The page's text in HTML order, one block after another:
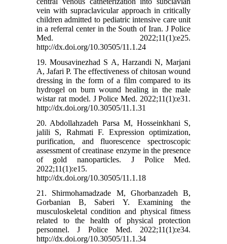
vein with supraclavicular approach in critically
children admitted to pediatric intensive care unit
in a referral center in the South of Iran. J Police
Med. 2022;11(1):e25.
http://dx.doi.org/10.30505/11.1.24
19. Mousavinezhad S A, Harzandi N, Marjani
A, Jafari P. The effectiveness of chitosan wound
dressing in the form of a film compared to its
hydrogel on burn wound healing in the male
wistar rat model. J Police Med. 2022;11(1):e31.
http://dx.doi.org/10.30505/11.1.31
20. Abdollahzadeh Parsa M, Hosseinkhani S,
jalili S, Rahmati F. Expression optimization,
purification, and fluorescence spectroscopic
assessment of creatinase enzyme in the presence
of gold nanoparticles. J Police Med.
2022;11(1):e15.
http://dx.doi.org/10.30505/11.1.18
21. Shirmohamadzade M, Ghorbanzadeh B,
Gorbanian B, Saberi Y. Examining the
musculoskeletal condition and physical fitness
related to the health of physical protection
personnel. J Police Med. 2022;11(1):e34.
http://dx.doi.org/10.30505/11.1.34